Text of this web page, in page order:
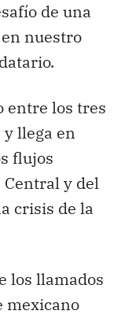
de una
nuestro
entre los tres
llega en
flujos
y del
crisis de la
los llamados
mexicano